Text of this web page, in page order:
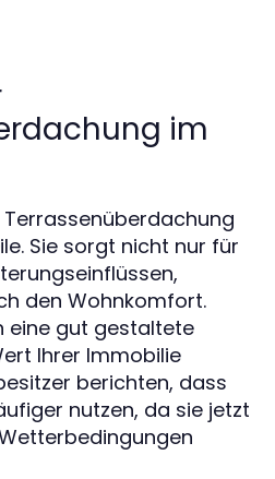
im
Sie sorgt nicht nur für
den Wohnkomfort.
eine gut gestaltete
Ihrer Immobilie
berichten, dass
nutzen, da sie jetzt